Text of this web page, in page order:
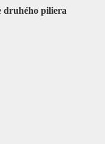
druhého piliera